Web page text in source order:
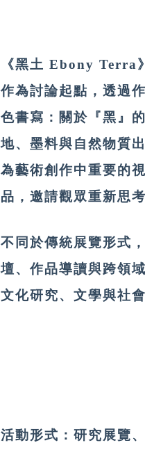
《黑土 Ebony Terra
作為討論起點，透過
色書寫：關於『黑』
地、墨料與自然物質
為藝術創作中重要的
品，邀請觀眾重新思
不同於傳統展覽形式
壇、作品導讀與跨領
文化研究、文學與社
活動形式： 研究展覽